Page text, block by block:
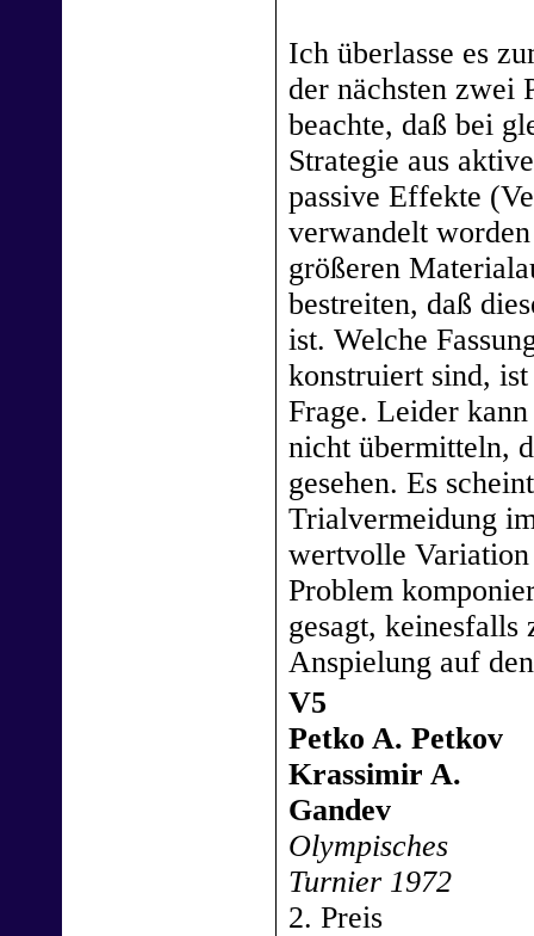
Ich überlasse es
der nächsten zwei
beachte, daß bei
Strategie aus
passive Effekte
verwandelt
größeren
bestreiten, daß
ist. Welche
konstruiert sind,
Frage. Leider
nicht übermitteln,
gesehen. Es
Trialvermeidung
wertvolle Variation
Problem
gesagt,
Anspielung auf
V5
Petko A. Petkov
Krassimir A.
Gandev
Olympisches
Turnier 1972
2. Preis